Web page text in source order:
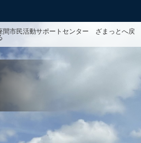
間市民活動サポートセンター ざまっとへ戻